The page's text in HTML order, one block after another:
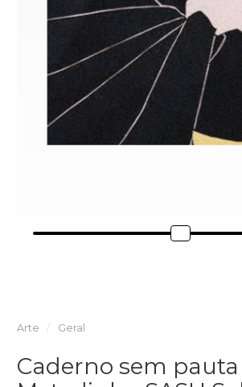
Arte Geral
Caderno sem pauta